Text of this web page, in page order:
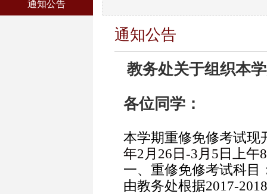
通知公告
通知公告
教务处关于组织本
各位同学：
本学期重修免修考试现
年2月26日-3月5日上午
一、重修免修考试科目
由教务处根据2017-